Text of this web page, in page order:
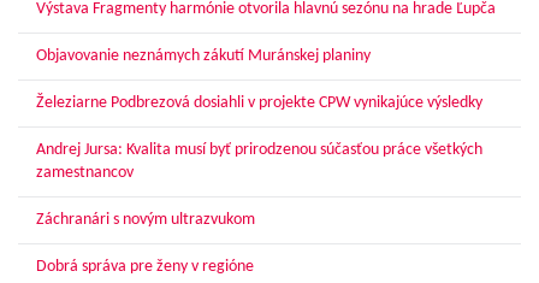
Výstava Fragmenty harmónie otvorila hlavnú sezónu na hrade Ľupča
Objavovanie neznámych zákutí Muránskej planiny
Železiarne Podbrezová dosiahli v projekte CPW vynikajúce výsledky
Andrej Jursa: Kvalita musí byť prirodzenou súčasťou práce všetkých
zamestnancov
Záchranári s novým ultrazvukom
Dobrá správa pre ženy v regióne